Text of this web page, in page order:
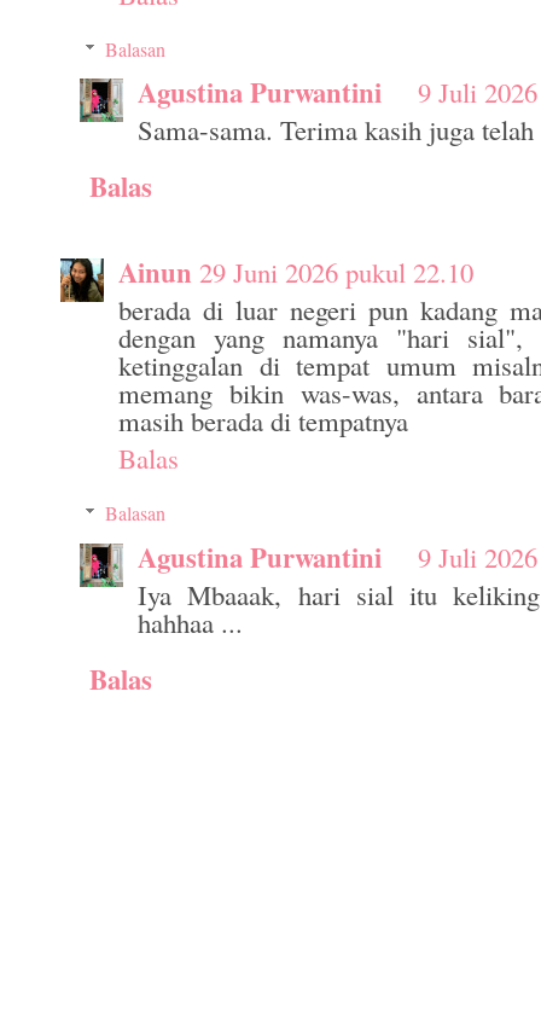
Balasan
Agustina Purwantini
9 Juli
Sama-sama. Terima kasih juga
Balas
Ainun 29 Juni 2026 pukul 22.10
berada di luar negeri pun kadang
dengan yang namanya "hari
ketinggalan di tempat umum
memang bikin was-was, antara
masih berada di tempatnya
Balas
Balasan
Agustina Purwantini
9 Juli
Iya Mbaaak, hari sial itu
hahhaa ...
Balas